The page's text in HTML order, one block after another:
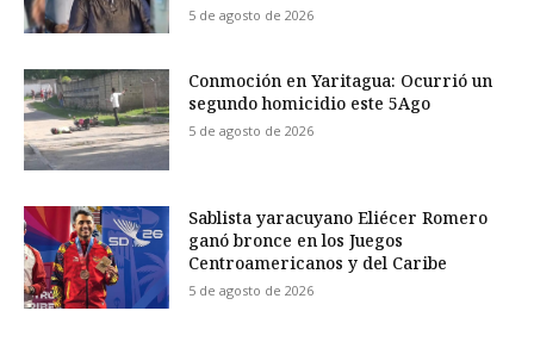
5 de agosto de 2026
Conmoción en Yaritagua: Ocurrió un
segundo homicidio este 5Ago
5 de agosto de 2026
Sablista yaracuyano Eliécer Romero
ganó bronce en los Juegos
Centroamericanos y del Caribe
5 de agosto de 2026